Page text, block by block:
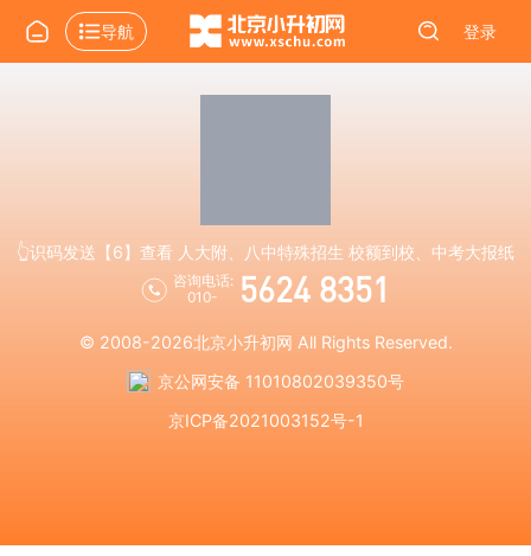
导航 登录
👆识码发送【6】查看 人大附、八中特殊招生 校额到校、中考大报纸
咨询电话:
010-
5624 8351
© 2008-2026北京小升初网 All Rights Reserved.
京公网安备 11010802039350号
京ICP备2021003152号-1